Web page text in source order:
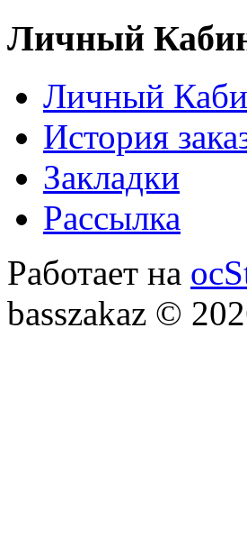
Личный
Личный
История
Закладки
Рассылка
Работает на
basszakaz ©